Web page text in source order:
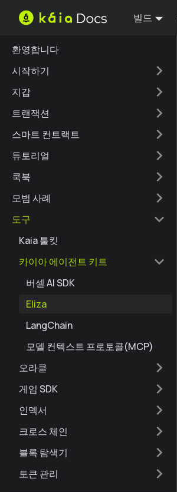
빌드
환영합니다
시작하기
지갑
트랜잭션
스마트 컨트랙트
튜토리얼
쿡북
모범 사례
도구
Kaia 툴킷
카이아 에이전트 키트
버셀 AI SDK
Eliza
LangChain
모델 컨텍스트 프로토콜(MCP)
오라클
게임 SDK
인덱서
크로스 체인
블록 탐색기
토큰 관리